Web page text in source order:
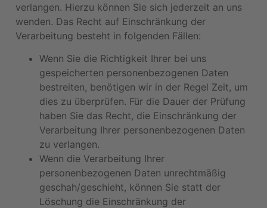
verlangen. Hierzu können Sie sich jederzeit an uns
wenden. Das Recht auf Einschränkung der
Verarbeitung besteht in folgenden Fällen:
Wenn Sie die Richtigkeit Ihrer bei uns
gespeicherten personenbezogenen Daten
bestreiten, benötigen wir in der Regel Zeit, um
dies zu überprüfen. Für die Dauer der Prüfung
haben Sie das Recht, die Einschränkung der
Verarbeitung Ihrer personenbezogenen Daten
zu verlangen.
Wenn die Verarbeitung Ihrer
personenbezogenen Daten unrechtmäßig
geschah/geschieht, können Sie statt der
Löschung die Einschränkung der